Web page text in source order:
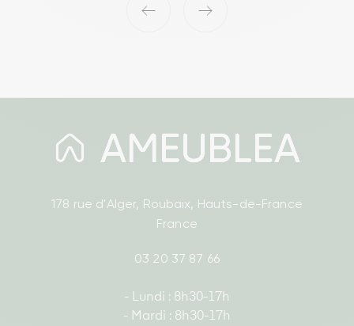
‹ ›
178 rue d'Alger, Roubaix, Hauts-de-France
France
03 20 37 87 66
- Lundi : 8h30-17h
- Mardi : 8h30-17h